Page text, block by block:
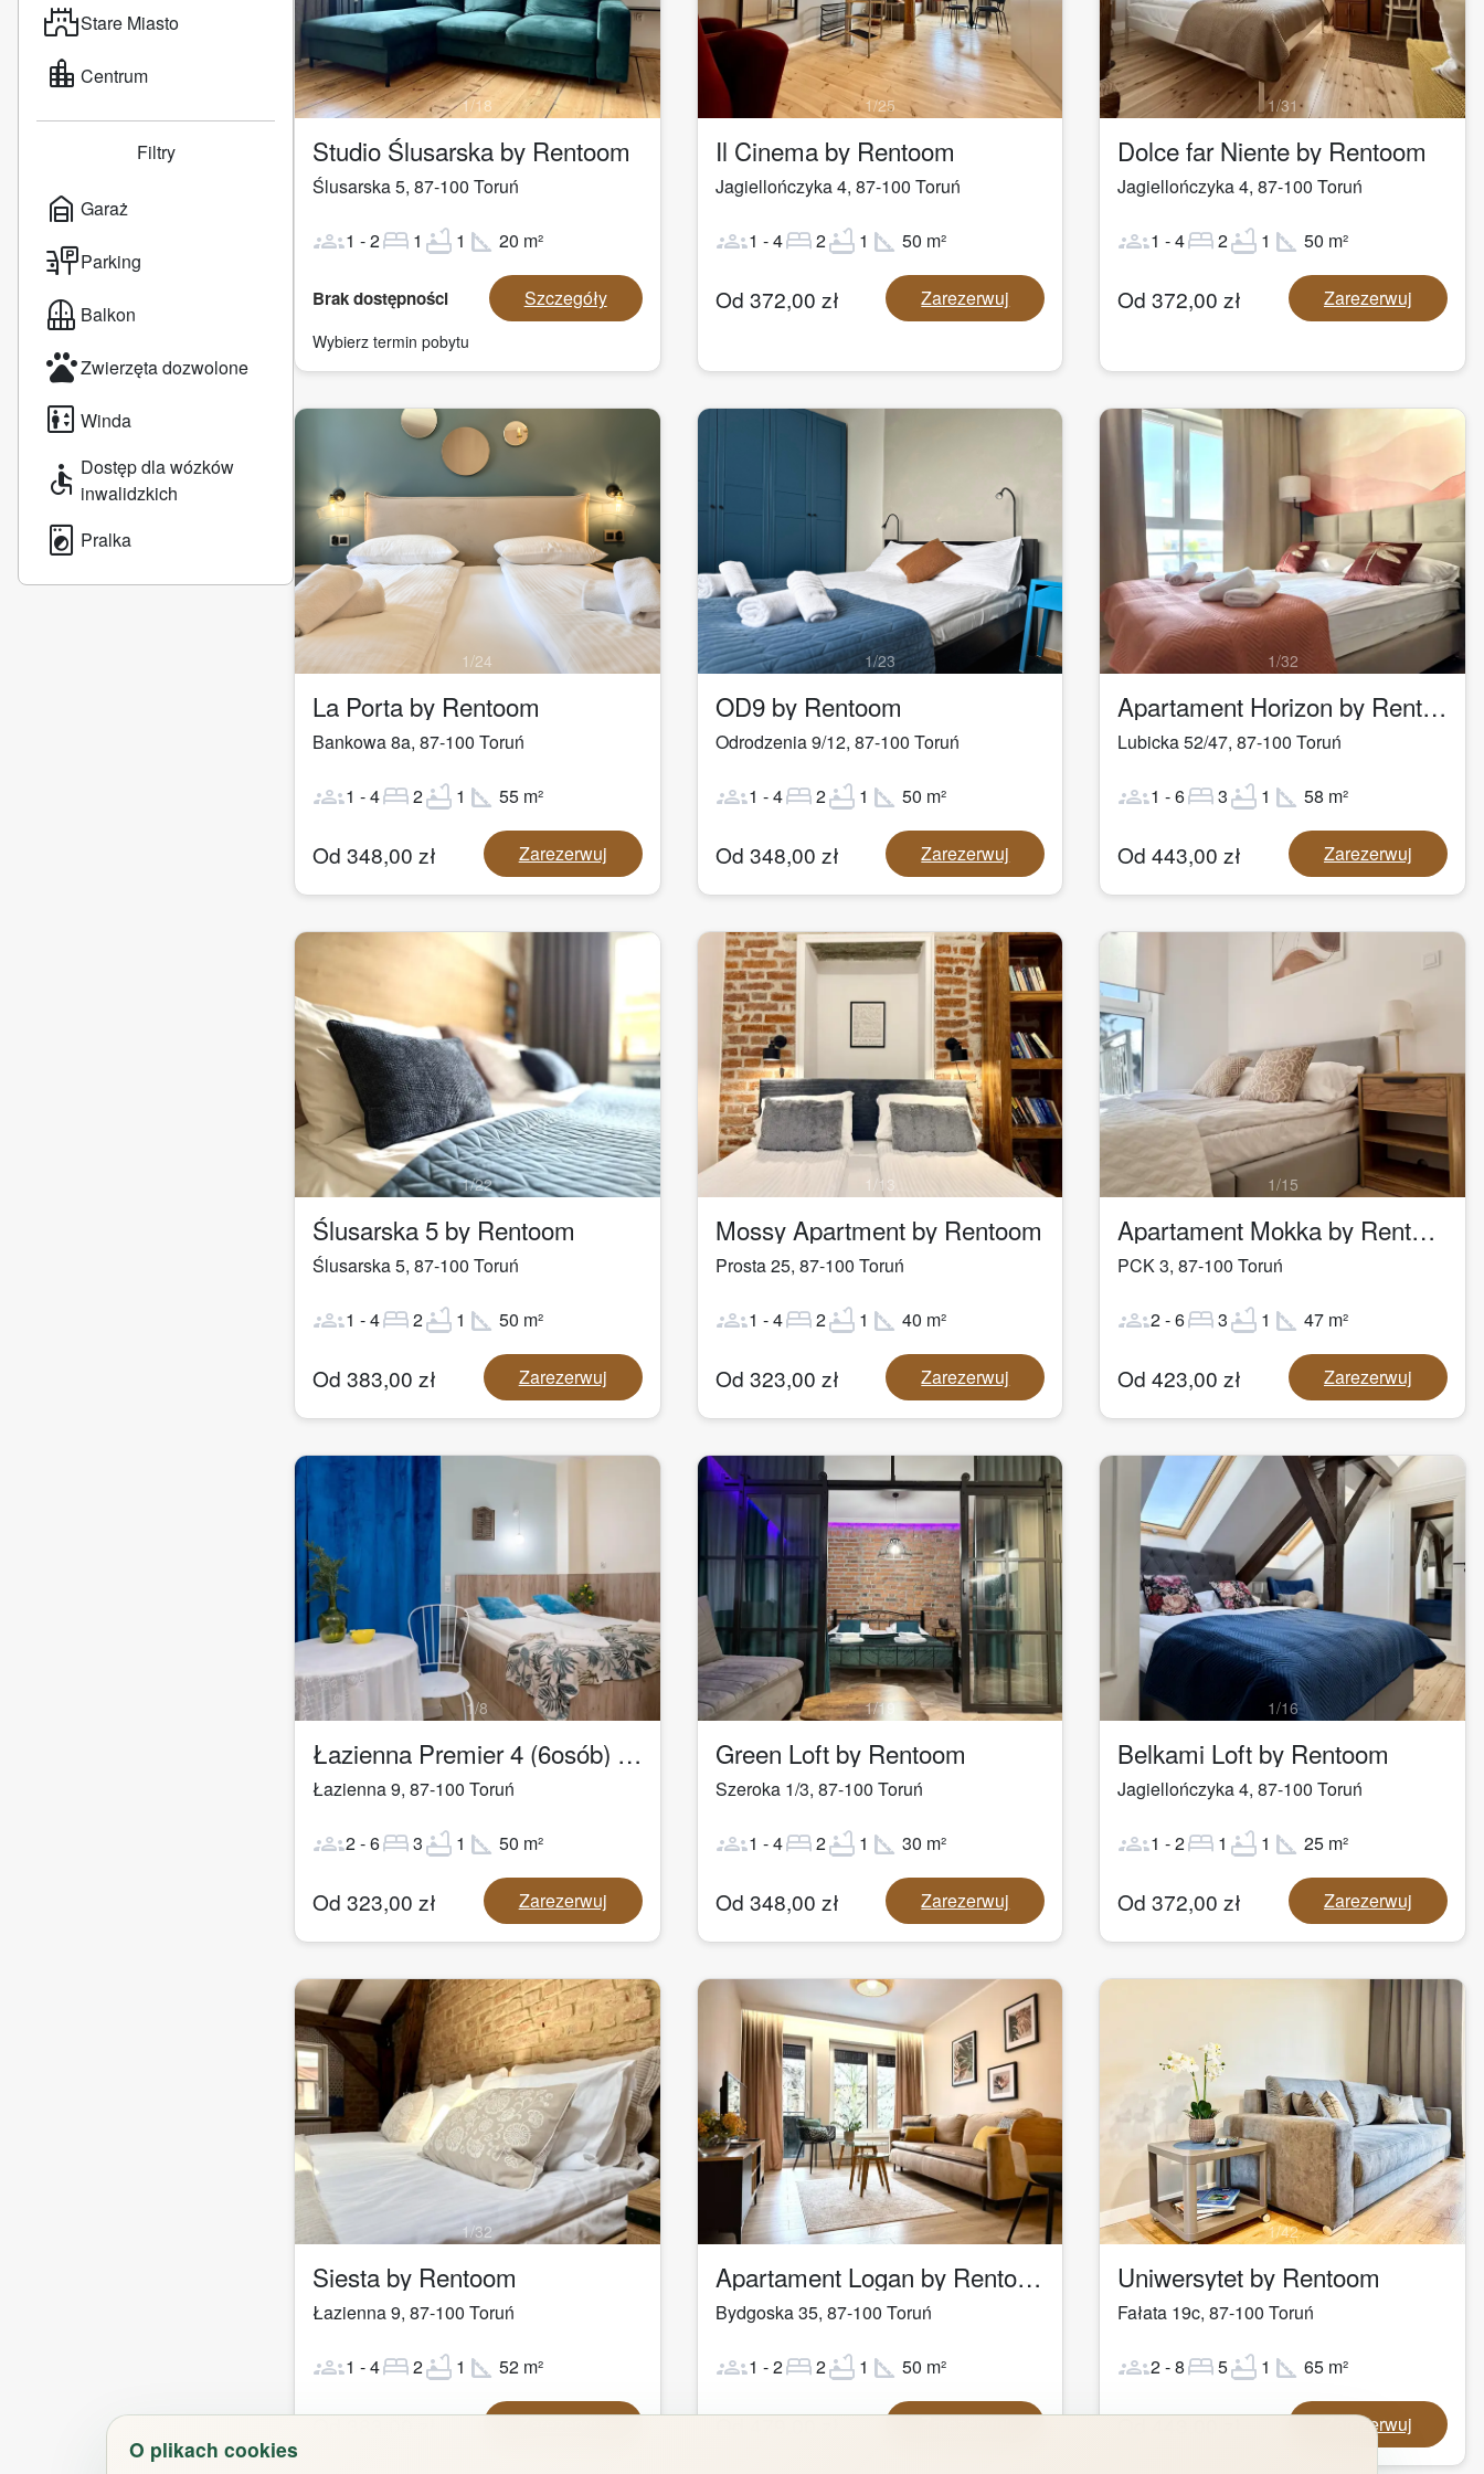
O plikach cookies
castleStare Miasto
location_city Centrum
Filtry
garage_home Garaż
parking_signParking
balcony Balkon
petsZwierzęta dozwolone
elevator Winda
accessible Dostęp dla wózków
inwalidzkich
local_laundry_service Pralka
1/18
Studio Ślusarska by Rentoom
Ślusarska 5, 87-100 Toruń
groups1 -2bed 1 bathtub 1 square_foot 20 m²
Brak dostępności Szczegóły
Wybierz termin pobytu
1/25
Il Cinema by Rentoom
Jagiellończyka 4, 87-100 Toruń
groups1 -4bed2bathtub 1 square_foot 50 m²
Od 372,00 zł Zarezerwuj
1/31
Dolce far Niente by Rentoom
Jagiellończyka 4,87-100 Toruń
groups1 -4bed2bathtub 1 square_foot50 m²
Od 372,00 zł Zarezerwuj
1/24
La Porta by Rentoom
Bankowa 8a, 87-100 Toruń
groups1 -4bed2bathtub 1 square_foot 55 m²
Od 348,00 zł Zarezerwuj
1/23
OD9 by Rentoom
Odrodzenia 9/12, 87-100 Toruń
groups1 -4bed2bathtub 1 square_foot 50 m²
Od 348,00 zł Zarezerwuj
1/32
Apartament Horizon by Rentoom
Lubicka 52/47,87-100 Toruń
groups1 -6bed3bathtub 1 square_foot58 m²
Od 443,00 zł Zarezerwuj
1/22
Ślusarska 5 by Rentoom
Ślusarska 5, 87-100 Toruń
groups1 -4bed2bathtub 1 square_foot 50 m²
Od 383,00 zł Zarezerwuj
1 /13
Mossy Apartment by Rentoom
Prosta 25, 87-100 Toruń
groups1 -4bed2bathtub 1 square_foot 40 m²
Od 323,00 zł Zarezerwuj
1/15
Apartament Mokka by Rentoom
PCK 3,87-100 Toruń
groups2-6bed3bathtub 1 square_foot47 m²
Od 423,00 zł Zarezerwuj
1/8
Łazienna Premier 4 (6osób) by Rentoom
Łazienna 9, 87-100 Toruń
groups2-6bed3bathtub 1 square_foot 50 m²
Od 323,00 zł Zarezerwuj
1/19
Green Loft by Rentoom
Szeroka 1/3, 87-100 Toruń
groups1 -4bed2bathtub 1 square_foot 30 m²
Od 348,00 zł Zarezerwuj
1/16
Belkami Loft by Rentoom
Jagiellończyka 4,87-100 Toruń
groups1 -2bed 1 bathtub 1 square_foot25 m²
Od 372,00 zł Zarezerwuj
1/32
Siesta by Rentoom
Łazienna 9, 87-100 Toruń
groups1 -4bed2bathtub 1 square_foot 52 m²
Od383,00zł Zarezerwuj
1/29
Apartament Logan by Rentoom
Bydgoska 35, 87-100 Toruń
groups1 -2bed2bathtub 1 square_foot 50 m²
Od479,00zł Zarezerwuj
1/42
Uniwersytet by Rentoom
Fałata 19c,87-100 Toruń
groups2-8bed5bathtub 1 square_foot65 m²
Od443,00zł Zarezerwuj